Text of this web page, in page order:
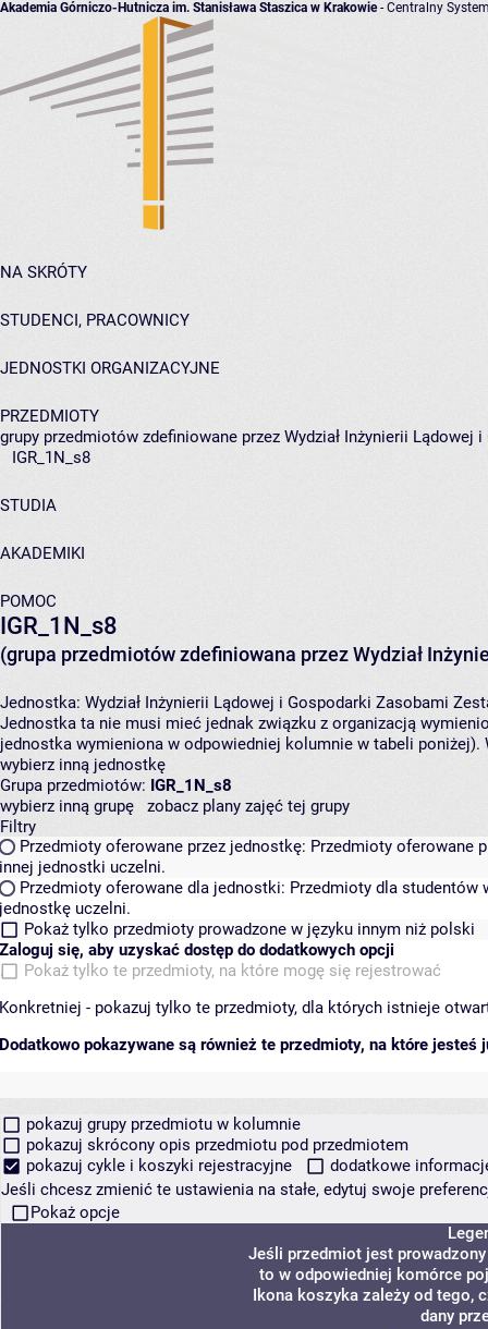
Akademia Górniczo-Hutnicza im. Stanisława Staszica w Krakowie- Centralny
NA SKRÓTY
STUDENCI, PRACOWNICY
JEDNOSTKI ORGANIZACYJNE
PRZEDMIOTY
grupy przedmiotów zdefiniowane przez Wydział Inżynierii Lądowej
IGR_1N_s8
STUDIA
AKADEMIKI
POMOC
IGR_1N_s8
(grupa przedmiotów zdefiniowana przez Wydział
Jednostka: Wydział Inżynierii Lądowej i Gospodarki Zasobami
Jednostka ta nie musi mieć jednak związku z organizacją
jednostka wymieniona w odpowiedniej kolumnie w tabeli
wybierz inną jednostkę
Grupa przedmiotów: IGR_1N_s8
wybierz inną grupę
zobacz plany zajęć tej grupy
Filtry
Przedmioty oferowane przez jednostkę: Przedmioty oferowane
innej jednostki uczelni.
Przedmioty oferowane dla jednostki: Przedmioty dla studentów
jednostkę uczelni.
Pokaż tylko przedmioty prowadzone w języku innym niż polski
Zaloguj się, aby uzyskać dostęp do dodatkowych opcji
Pokaż tylko te przedmioty, na które mogę się rejestrować
Konkretniej - pokazuj tylko te przedmioty, dla których istnieje
Dodatkowo pokazywane są również te przedmioty, na które jesteś
pokazuj grupy przedmiotu w kolumnie
pokazuj skrócony opis przedmiotu pod przedmiotem
pokazuj cykle i koszyki rejestracyjne
dodatkowe
Jeśli chcesz zmienić te ustawienia na stałe, edytuj swoje
Pokaż opcje
Jeśli przedmiot jest
to w odpowiedniej komórce
Ikona koszyka zależy od tego,
dany